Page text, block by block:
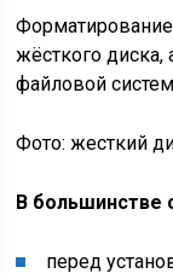
жёсткого
файловой
Фото: жесткий
В большинстве
перед